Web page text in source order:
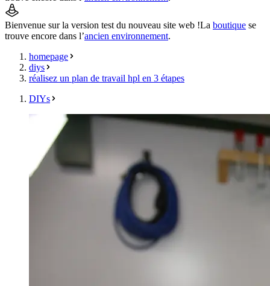
Bienvenue sur la version test du nouveau site web !La boutique se
trouve encore dans l’ancien environnement.
homepage
diys
réalisez un plan de travail hpl en 3 étapes
DIYs